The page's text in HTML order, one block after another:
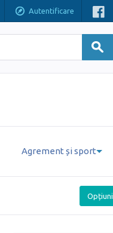
Autentificare
Agrement și sport
Opțiuni